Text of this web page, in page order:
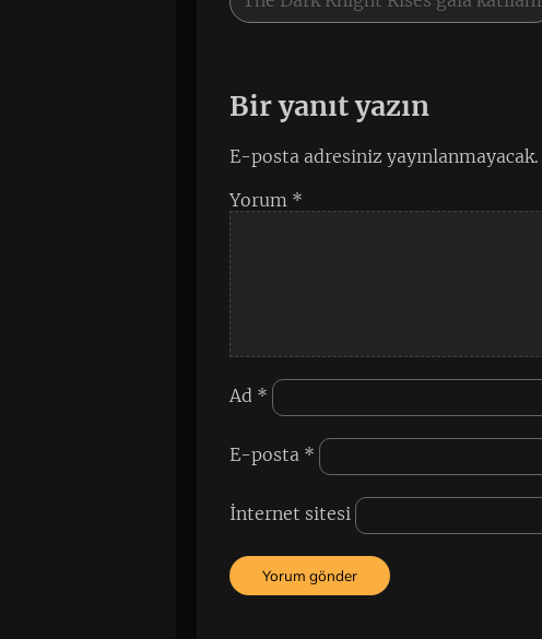
Bir yanıt yazın
E-posta adresiniz yayınlanmayacak.
Yorum *
Ad *
E-posta *
İnternet sitesi